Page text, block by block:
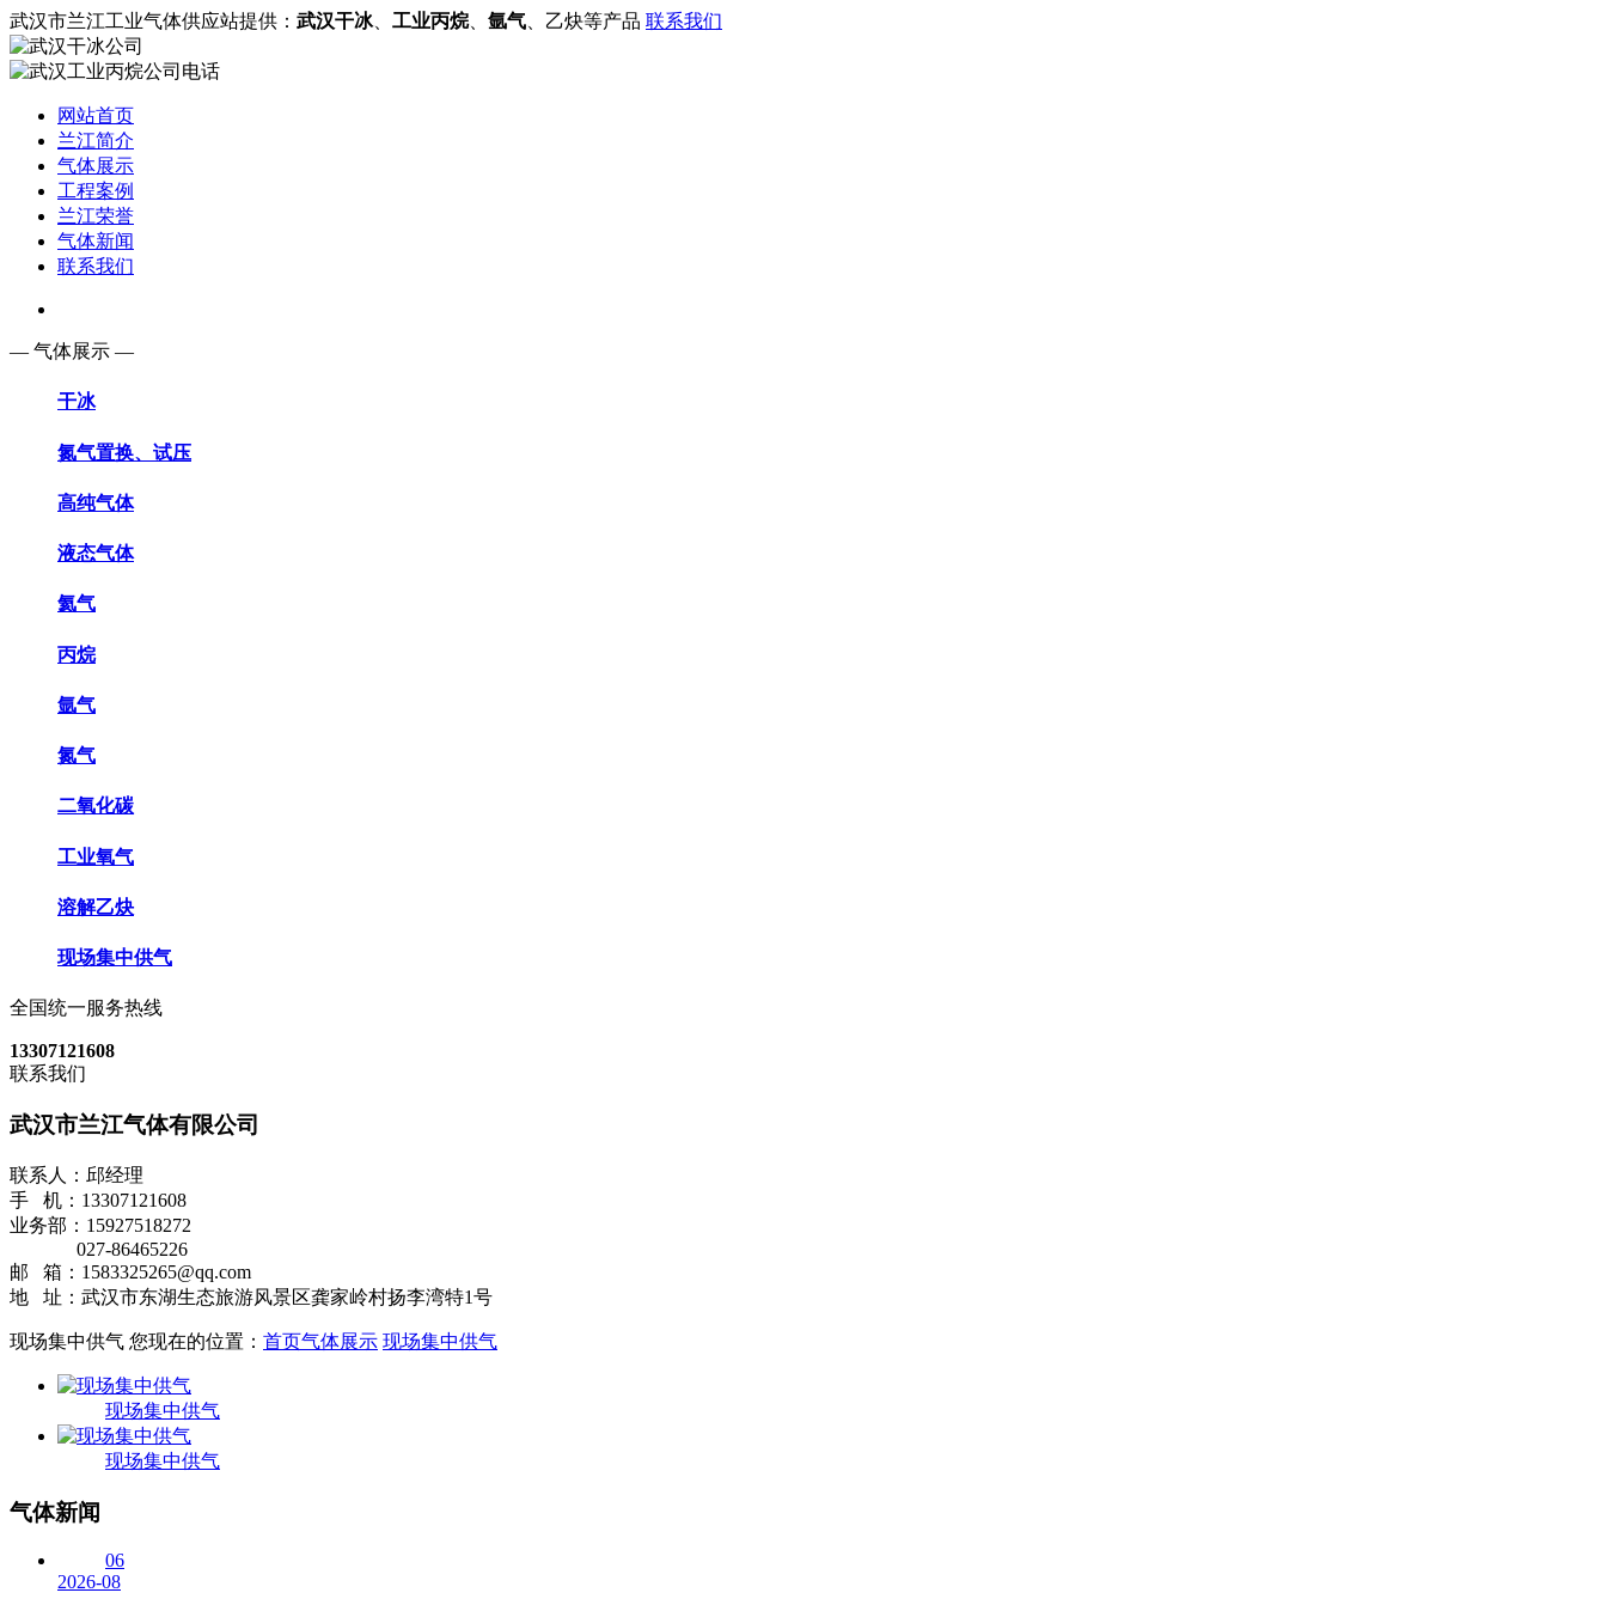
武汉市兰江工业气体供应站提供： 武汉干冰、 工业丙烷、 氩气 、乙炔等产品 联系我们
网站首页
兰江简介
气体展示
工程案例
兰江荣誉
气体新闻
联系我们
— 气体展示 —
干冰
氮气置换、试压
高纯气体
液态气体
氦气
丙烷
氩气
氮气
二氧化碳
工业氧气
溶解乙炔
现场集中供气
全国统一服务热线
13307121608
联系我们
武汉市兰江气体有限公司
联系人：邱经理
手 机：13307121608
业务部：15927518272
027-86465226
邮 箱：1583325265@qq.com
地 址：武汉市东湖生态旅游风景区龚家岭村扬李湾特1号
现场集中供气 您现在的位置： 首页气体展示 现场集中供气
现场集中供气
现场集中供气
气体新闻
06
2026-08